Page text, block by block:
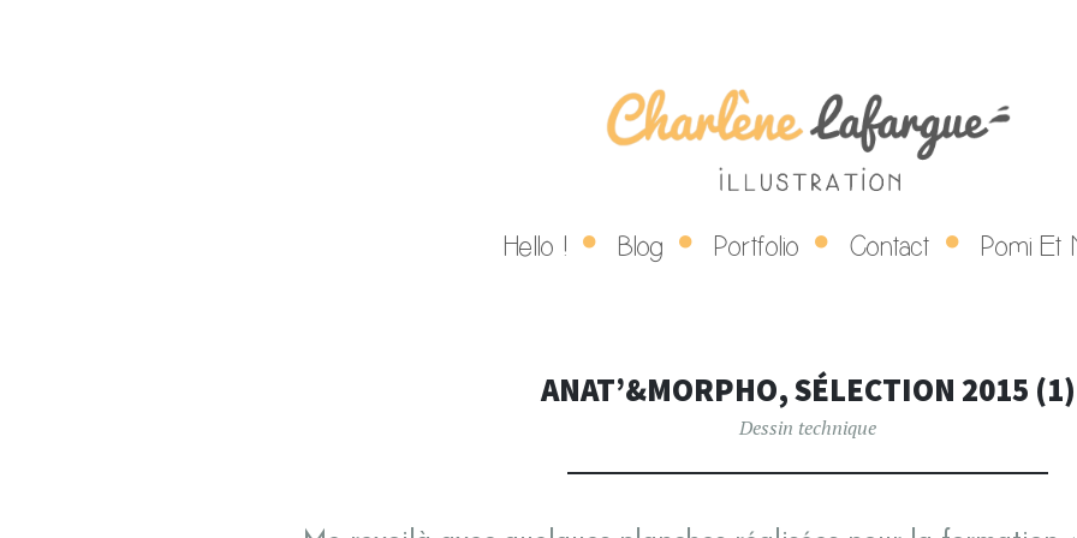
CHARLÈNE SKIP TO CONTENT
Hello ! Blog Portfolio Contact Pomi Et
ANAT’&MORPHO, SÉLECTION 2015 (1)
Dessin technique